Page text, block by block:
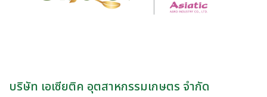
บริษัท เอเซียติค อุตสาหกรรมเกษตร จำกัด